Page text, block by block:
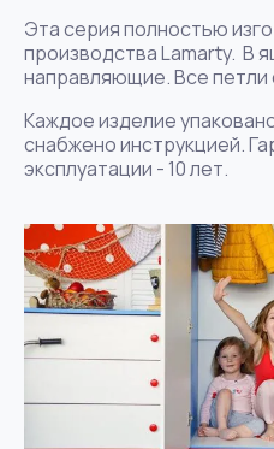
Эта серия полностью
производства Lamarty. В
направляющие. Все
Каждое изделие
снабжено инструкцией.
эксплуатации - 10 лет.